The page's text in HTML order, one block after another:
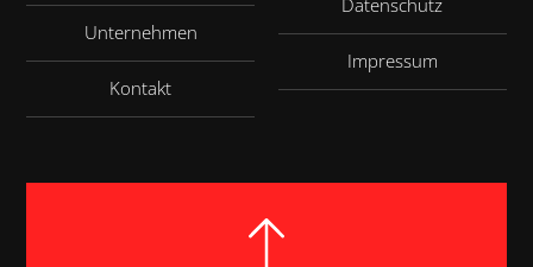
Unternehmen
Kontakt
Impressum